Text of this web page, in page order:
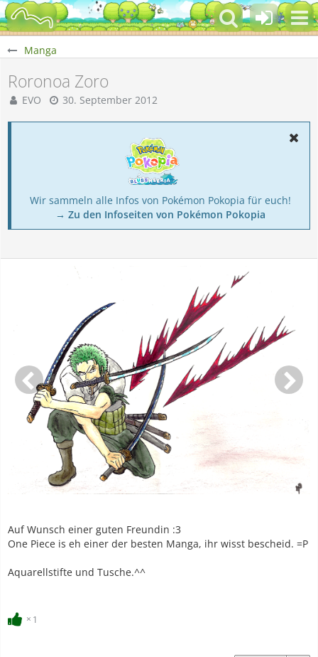
Manga
Roronoa Zoro
EVO 30. September 2012
Wir sammeln alle Infos von Pokémon Pokopia für euch!
→ Zu den Infoseiten von Pokémon Pokopia
Auf Wunsch einer guten Freundin :3
One Piece is eh einer der besten Manga, ihr wisst bescheid. =P
Aquarellstifte und Tusche.^^
1